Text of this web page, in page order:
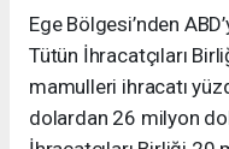
Ege Bölgesi’nden
Tütün İhracatçıları
mamulleri ihracatı
dolardan 26 milyon